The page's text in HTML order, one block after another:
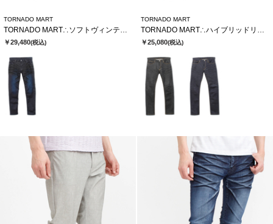
TORNADO MART
TORNADO MART∴ソフトヴィンテージスリムデニム
￥29,480(税込)
TORNADO MART
TORNADO MART∴ハイブリッドリジットデニム
￥25,080(税込)